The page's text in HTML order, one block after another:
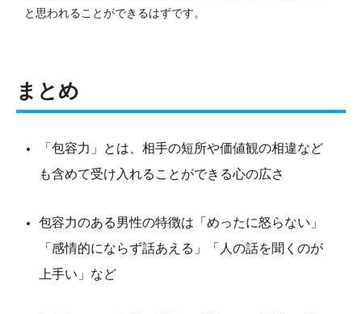
と思われることができるはずです。
まとめ
「包容力」とは、相手の短所や価値観の相違など
も含めて受け入れることができる心の広さ
包容力のある男性の特徴は「めったに怒らない」
「感情的にならず話あえる」「人の話を聞くのが
上手い」など